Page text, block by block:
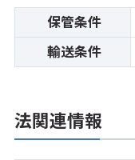
保管条件
輸送条件
法関連情報